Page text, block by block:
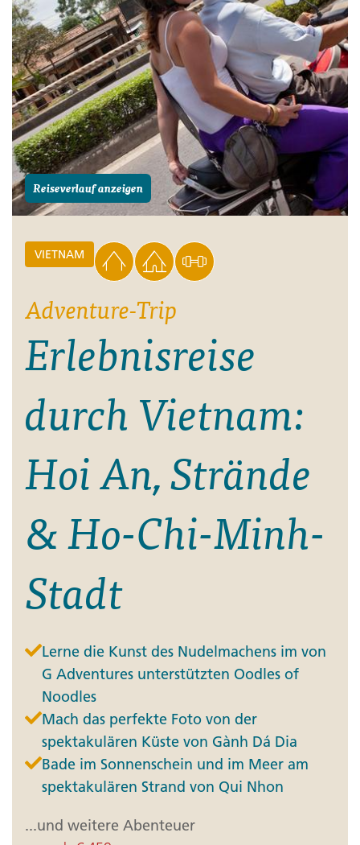
Reiseverlauf anzeigen
VIETNAM
Adventure-Trip
Erlebnisreise
durch Vietnam:
Hoi An, Strände
& Ho-Chi-Minh-
Stadt
Lerne die Kunst des Nudelmachens im von
G Adventures unterstützten Oodles of
Noodles
Mach das perfekte Foto von der
spektakulären Küste von Gành Dá Dia
Bade im Sonnenschein und im Meer am
spektakulären Strand von Qui Nhon
...und weitere Abenteuer